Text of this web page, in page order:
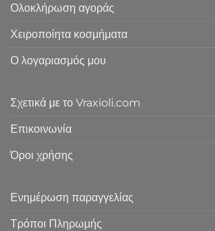
Ολοκλήρωση αγοράς
Χειροποίητα κοσμήματα
Ο λογαριασμός μου
Σχετικά με το Vraxioli.com
Επικοινωνία
Όροι χρήσης
Ενημέρωση παραγγελίας
Τρόποι Πληρωμής